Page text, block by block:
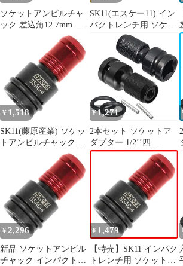
ソケットアンビルチャ
ック 差込角12.7mm イ
ンパクトレンチ用
SSAC-4 SK11(エスケー
SK11(エスケー11) イン
パクトレンチ用 ソケッ
トアンビルチャック 差
込角12.7mm SSAC-4 0
¥ 1,518
SK11(藤原産業) ソケッ
トアンビルチャック
差込角12.7mm インパ
クトレンチ用 SSAC-4
¥1,271
2本セット ソケットア
ダプター 1/2’’四
角-1/4’’六角軸ソケット
アダプター シャンクア
ダプター 2ピース 6.35
ｍｍ六角 12.7ｍｍ四角
ソケットアダプター 差
込角変換アダプター チ
ャックアダプター イン
パクトレンチ用六角軸
アダプター 六角軸用ソ
ケ
¥ 2,296
新品 ソケットアンビル
チャック インパクトレ
¥ 1,479
【特売】SK11 インパク
トレンチ用 ソケットア